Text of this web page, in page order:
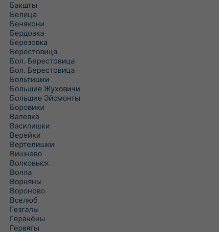
Бакшты
Белица
Бенякони
Бердовка
Березовка
Берестовица
Бол. Берестовица
Бол. Берестовица
Больтишки
Большие Жуховичи
Большие Эйсмонты
Боровики
Валевка
Василишки
Верейки
Вертелишки
Вишнево
Волковыск
Волпа
Ворняны
Вороново
Вселюб
Гезгалы
Геранёны
Гервяты